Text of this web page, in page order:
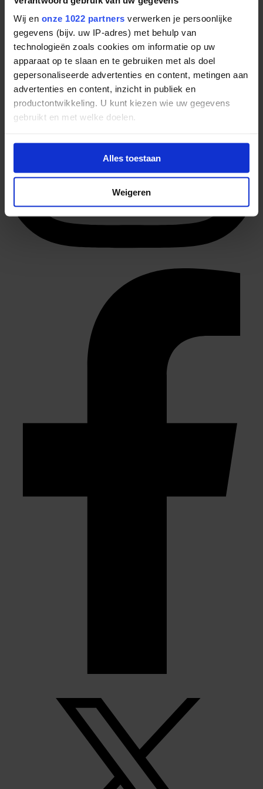
Wij en onze 1022 partners verwerken je persoonlijke
gegevens (bijv. uw IP-adres) met behulp van
technologieën zoals cookies om informatie op uw
apparaat op te slaan en te gebruiken met als doel
gepersonaliseerde advertenties en content, metingen aan
advertenties en content, inzicht in publiek en
productontwikkeling. U kunt kiezen wie uw gegevens
gebruikt en met welke doelen.
Als u het toestaat, willen we ook graag:
Informatie verzamelen over uw geografische
locatie, die tot een paar meter nauwkeurig kan zijn
Uw apparaat identificeren door het actief te
scannen op specifieke eigenschappen (fingerprinting)
Lees meer over hoe uw persoonlijke gegevens worden
verwerkt en stel uw voorkeuren in het
detailgedeeltein.
U kunt uw toestemming op elk moment wijzigen of
We gebruiken cookies om content en advertenties te
personaliseren, om functies voor social media te bieden
en om ons websiteverkeer te analyseren. Ook delen we
informatie over uw gebruik van onze site met onze
partners voor social media, adverteren en analyse. Deze
partners kunnen deze gegevens combineren met andere
Alles toestaan
Weigeren